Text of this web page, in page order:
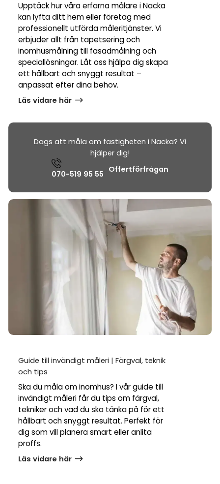
Upptäck hur våra erfarna målare i Nacka
kan lyfta ditt hem eller företag med
professionellt utförda måleritjänster. Vi
erbjuder allt från tapetsering och
inomhusmålning till fasadmålning och
speciallösningar. Låt oss hjälpa dig skapa
ett hållbart och snyggt resultat –
anpassat efter dina behov.
Läs vidare här
Dags att måla om fastigheten i Nacka? Vi
hjälper dig!
070-519 95 55 Offertförfrågan
Guide till invändigt måleri | Färgval, teknik
och tips
Ska du måla om inomhus? I vår guide till
invändigt måleri får du tips om färgval,
tekniker och vad du ska tänka på för ett
hållbart och snyggt resultat. Perfekt för
dig som vill planera smart eller anlita
proffs.
Läs vidare här